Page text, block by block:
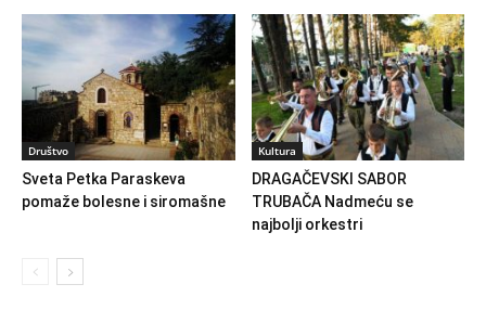
Društvo
Sveta Petka Paraskeva
pomaže bolesne i siromašne
Kultura
DRAGAČEVSKI SABOR
TRUBAČA Nadmeću se
najbolji orkestri